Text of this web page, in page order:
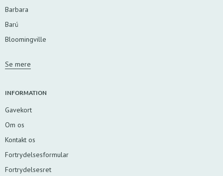
Barbara
Barú
Bloomingville
Se mere
INFORMATION
Gavekort
Om os
Kontakt os
Fortrydelsesformular
Fortrydelsesret